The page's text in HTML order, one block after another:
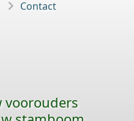
Contact
voorouders